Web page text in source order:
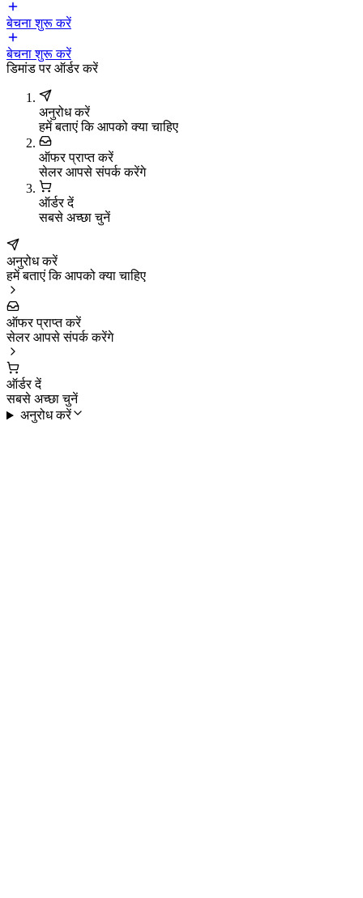
बेचना शुरू करें
बेचना शुरू करें
डिमांड पर ऑर्डर करें
अनुरोध करें
हमें बताएं कि आपको क्या चाहिए
ऑफर प्राप्त करें
सेलर आपसे संपर्क करेंगे
ऑर्डर दें
सबसे अच्छा चुनें
अनुरोध करें
हमें बताएं कि आपको क्या चाहिए
ऑफर प्राप्त करें
सेलर आपसे संपर्क करेंगे
ऑर्डर दें
सबसे अच्छा चुनें
अनुरोध करें